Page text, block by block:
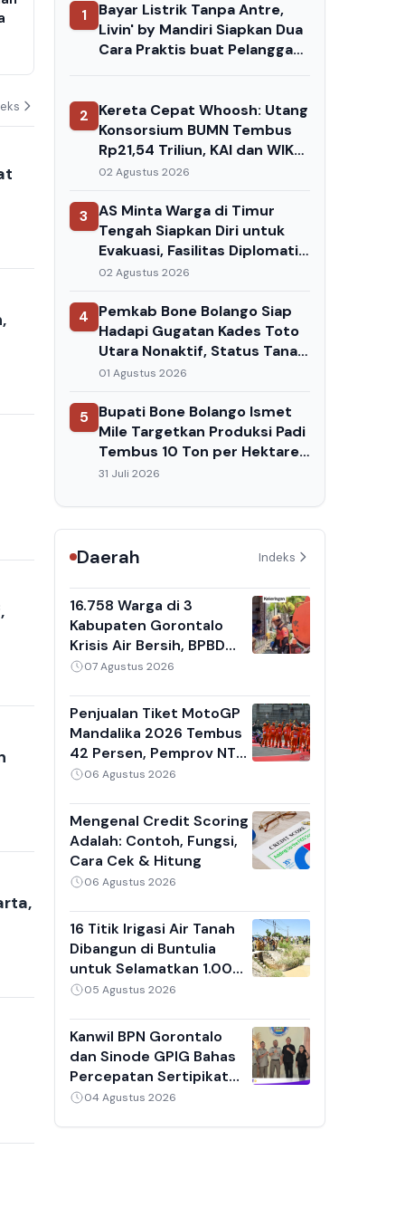
Suryo Soal Ganti Rugi, Ini
Pertimbangan Hakim
1
Bayar Listrik Tanpa Antre,
Livin' by Mandiri Siapkan Dua
Cara Praktis buat Pelanggan
2 Kereta Cepat Whoosh: Utang
Konsorsium BUMN Tembus
Rp21,54 Triliun, KAI dan WIKA
Terpukul — Danantara
02 Agustus 2026
3
AS Minta Warga di Timur
Tengah Siapkan Diri untuk
Evakuasi, Fasilitas Diplomatik
Berpotensi Jadi Target
02 Agustus 2026
4 Pemkab Bone Bolango Siap
Hadapi Gugatan Kades Toto
Utara Nonaktif, Status Tanah
Jadi Sorotan
01 Agustus 2026
5 Bupati Bone Bolango Ismet
Mile Targetkan Produksi Padi
Tembus 10 Ton per Hektare,
Ini Strateginya
31 Juli 2026
Daerah Indeks
16.758 Warga di 3
Kabupaten Gorontalo
Krisis Air Bersih, BPBD
Tetapkan Status Siaga
07 Agustus 2026
Penjualan Tiket MotoGP
Mandalika 2026 Tembus
42 Persen, Pemprov NTB
Targetkan 150 Ribu
06 Agustus 2026
Mengenal Credit Scoring
Adalah: Contoh, Fungsi,
Cara Cek & Hitung
06 Agustus 2026
16 Titik Irigasi Air Tanah
Dibangun di Buntulia
untuk Selamatkan 1.000
Hektare Sawah dari
05 Agustus 2026
Kanwil BPN Gorontalo
dan Sinode GPIG Bahas
Percepatan Sertipikat
Tanah Gereja,
04 Agustus 2026